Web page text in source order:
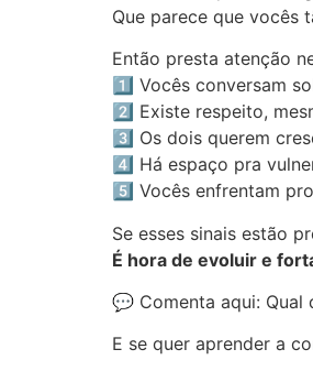
Que parece que vocês
Então presta atenção
1️⃣ Vocês conversam
2️⃣ Existe respeito,
3️⃣ Os dois querem
4️⃣ Há espaço pra
5️⃣ Vocês enfrentam
Se esses sinais estão
É hora de evoluir e
💬 Comenta aqui: Qual
E se quer aprender a